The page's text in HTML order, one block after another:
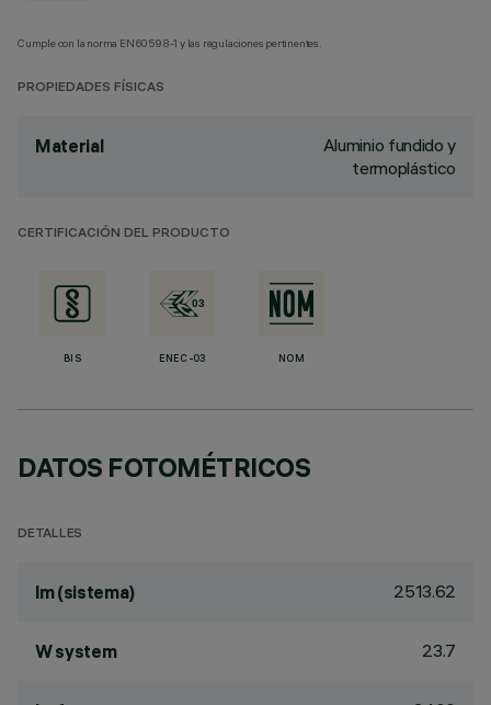
Cumple con la norma EN60598-1 y las regulaciones pertinentes.
PROPIEDADES FÍSICAS
Material
Aluminio fundido y
termoplástico
CERTIFICACIÓN DEL PRODUCTO
BIS ENEC-03 NOM
DATOS FOTOMÉTRICOS
DETALLES
lm (sistema) 2513.62
W system 23.7